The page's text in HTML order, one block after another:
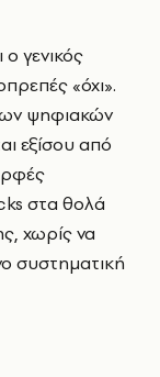
γενικός
«όχι».
ψηφιακών
εξίσου από
στα θολά
χωρίς να
συστηματική